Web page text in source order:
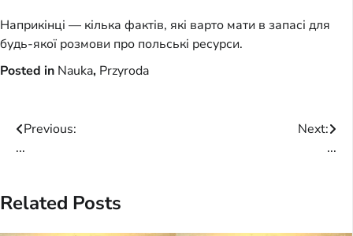
Наприкінці — кілька фактів, які варто мати в запасі для
будь-якої розмови про польські ресурси.
Posted in Nauka, Przyroda
Post
Previous:
...
Next:
...
Related Posts